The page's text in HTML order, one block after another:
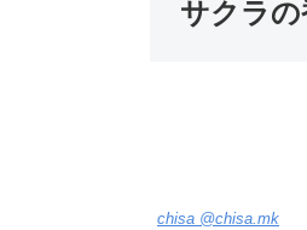
サクラ
chisa @chisa.mk